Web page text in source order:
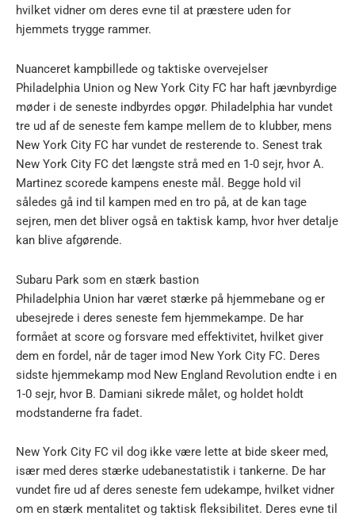
hvilket vidner om deres evne til at præstere uden for
hjemmets trygge rammer.
Nuanceret kampbillede og taktiske overvejelser
Philadelphia Union og New York City FC har haft jævnbyrdige
møder i de seneste indbyrdes opgør. Philadelphia har vundet
tre ud af de seneste fem kampe mellem de to klubber, mens
New York City FC har vundet de resterende to. Senest trak
New York City FC det længste strå med en 1-0 sejr, hvor A.
Martinez scorede kampens eneste mål. Begge hold vil
således gå ind til kampen med en tro på, at de kan tage
sejren, men det bliver også en taktisk kamp, hvor hver detalje
kan blive afgørende.
Subaru Park som en stærk bastion
Philadelphia Union har været stærke på hjemmebane og er
ubesejrede i deres seneste fem hjemmekampe. De har
formået at score og forsvare med effektivitet, hvilket giver
dem en fordel, når de tager imod New York City FC. Deres
sidste hjemmekamp mod New England Revolution endte i en
1-0 sejr, hvor B. Damiani sikrede målet, og holdet holdt
modstanderne fra fadet.
New York City FC vil dog ikke være lette at bide skeer med,
især med deres stærke udebanestatistik i tankerne. De har
vundet fire ud af deres seneste fem udekampe, hvilket vidner
om en stærk mentalitet og taktisk fleksibilitet. Deres evne til